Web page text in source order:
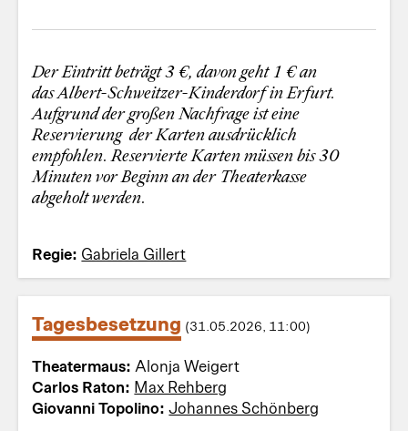
Der Eintritt beträgt 3 €, davon geht 1 € an
das Albert-Schweitzer-Kinderdorf in Erfurt.
Aufgrund der großen Nachfrage ist eine
Reservierung der Karten ausdrücklich
empfohlen. Reservierte Karten müssen bis 30
Minuten vor Beginn an der Theaterkasse
abgeholt werden.
Regie: Gabriela Gillert
Tagesbesetzung (31.05.2026, 11:00)
Theatermaus:Alonja Weigert
Carlos Raton: Max Rehberg
Giovanni Topolino:Johannes Schönberg